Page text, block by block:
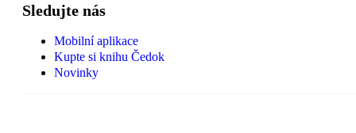
Sledujte nás
Mobilní aplikace
Kupte si knihu Čedok
Novinky